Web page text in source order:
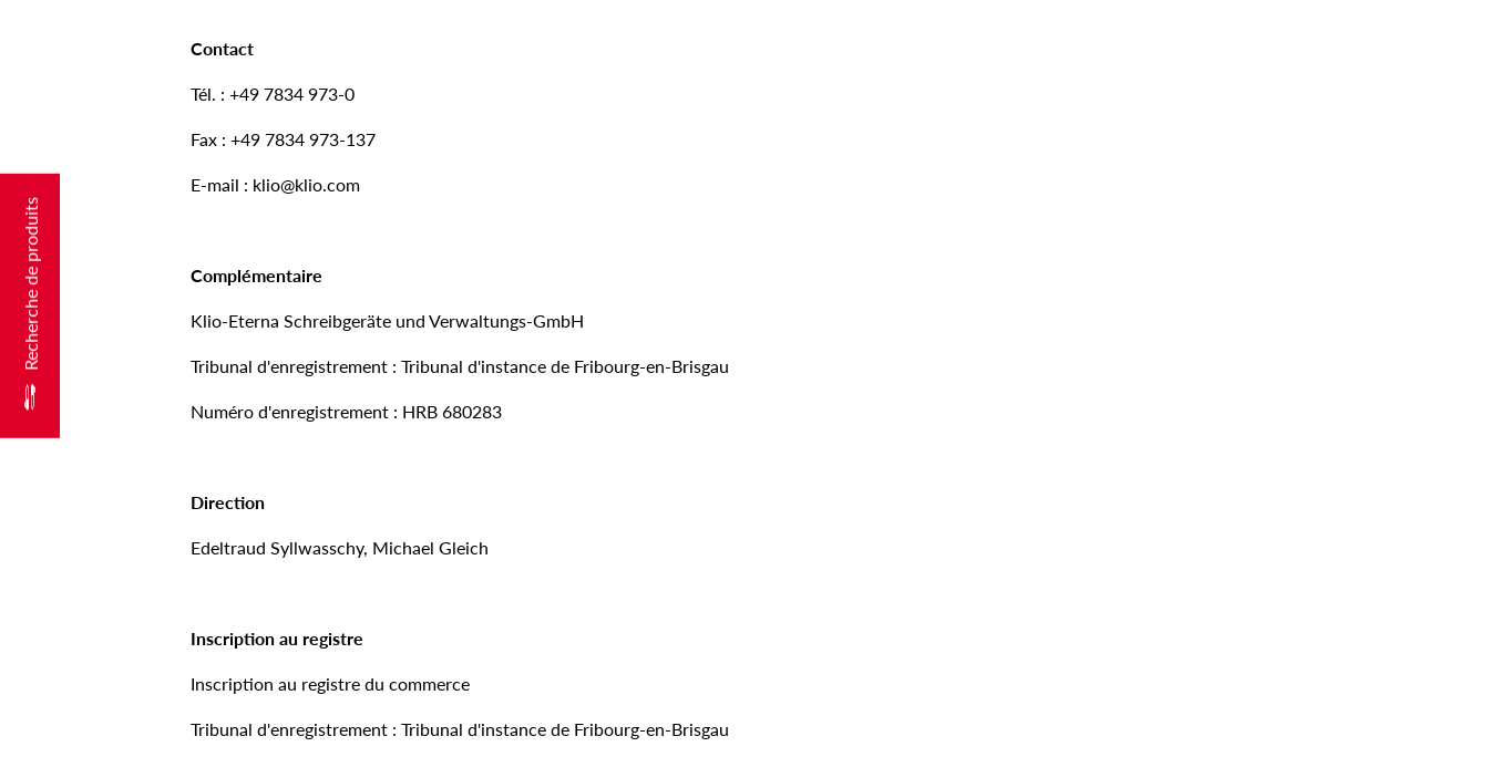
Contact
Tél. : +49 7834 973-0
Fax : +49 7834 973-137
E-mail : klio@klio.com
Complémentaire
Klio-Eterna Schreibgeräte und Verwaltungs-GmbH
Tribunal d'enregistrement : Tribunal d'instance de Fribourg-en-Brisgau
Numéro d'enregistrement : HRB 680283
Direction
Edeltraud Syllwasschy, Michael Gleich
Inscription au registre
Inscription au registre du commerce
Tribunal d'enregistrement : Tribunal d'instance de Fribourg-en-Brisgau
Recherche de produits